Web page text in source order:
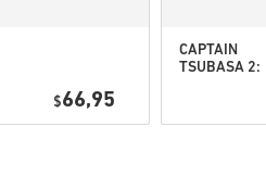
Guarda la guida rapida
$66,95
CAPTAIN
TSUBASA 2:
Deluxe